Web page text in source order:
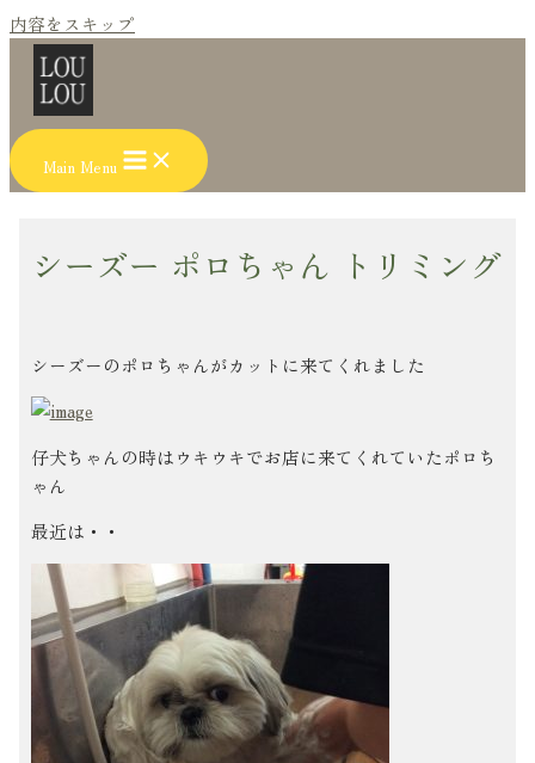
内容をスキップ
Main Menu
シーズー ポロちゃん トリミング
シーズーのポロちゃんがカットに来てくれました
仔犬ちゃんの時はウキウキでお店に来てくれていたポロち
ゃん
最近は・・